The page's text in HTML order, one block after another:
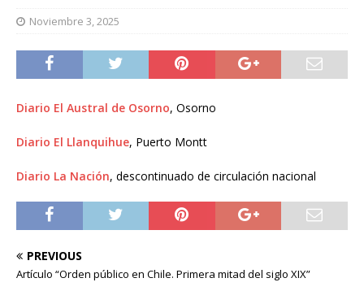
Noviembre 3, 2025
Diario El Austral de Osorno, Osorno
Diario El Llanquihue, Puerto Montt
Diario La Nación, descontinuado de circulación nacional
PREVIOUS
Artículo “Orden público en Chile. Primera mitad del siglo XIX”